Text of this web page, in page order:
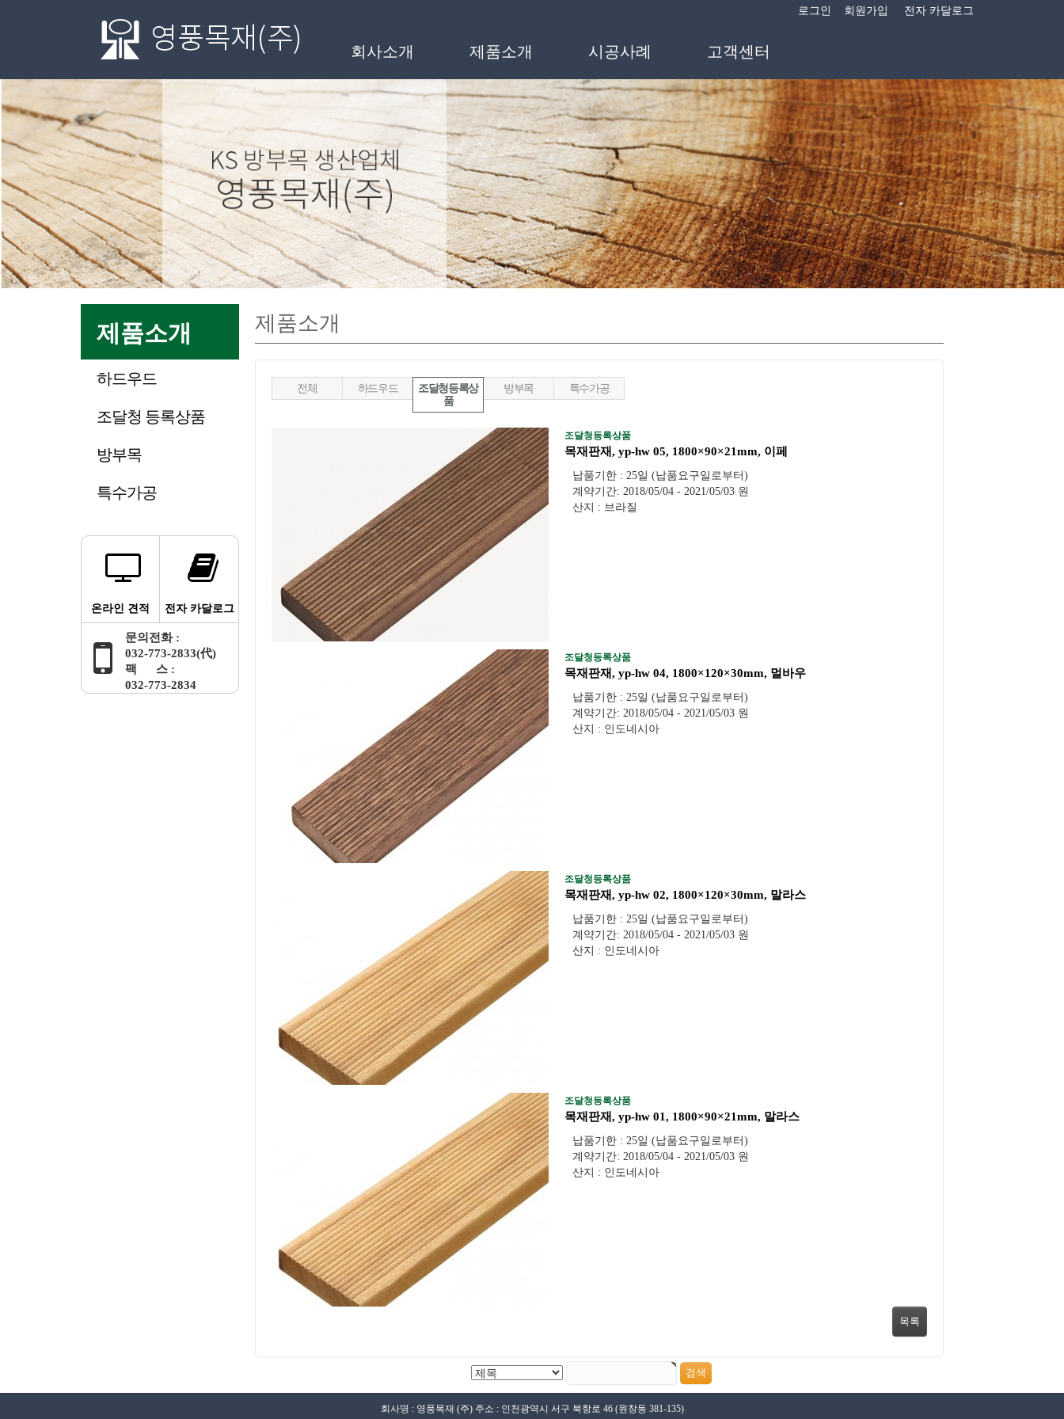
로그인 회원가입 전자 카달로그
회사소개 제품소개 시공사례 고객센터
제품소개
하드우드
조달청 등록상품
방부목
특수가공
온라인 견적 전자 카달로그
문의전화 :
032-773-2833(代)
팩 스 :
032-773-2834
제품소개
제품소개 카테고리
전체 하드우드
조달청등록상
품
방부목 특수가공
조달청등록상품
목재판재, yp-hw 05, 1800×90×21mm, 이페
납품기한 : 25일 (납품요구일로부터)
계약기간: 2018/05/04 - 2021/05/03 원
산지 : 브라질
조달청등록상품
목재판재, yp-hw 04, 1800×120×30mm, 멀바우
납품기한 : 25일 (납품요구일로부터)
계약기간: 2018/05/04 - 2021/05/03 원
산지 : 인도네시아
조달청등록상품
목재판재, yp-hw 02, 1800×120×30mm, 말라스
납품기한 : 25일 (납품요구일로부터)
계약기간: 2018/05/04 - 2021/05/03 원
산지 : 인도네시아
조달청등록상품
목재판재, yp-hw 01, 1800×90×21mm, 말라스
납품기한 : 25일 (납품요구일로부터)
계약기간: 2018/05/04 - 2021/05/03 원
산지 : 인도네시아
목록
회사명 : 영풍목재 (주) 주소 : 인천광역시 서구 북항로 46 (원창동 381-135)